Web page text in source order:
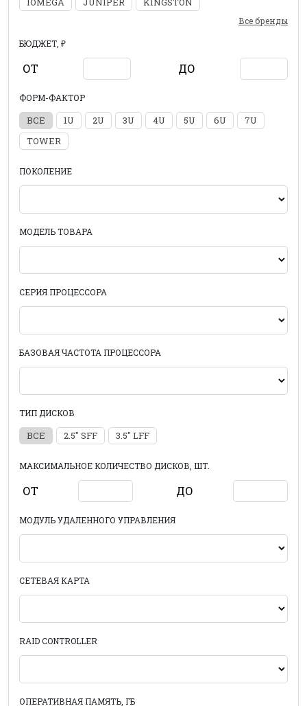
Все бренды
БЮДЖЕТ, ₽
ОТ ДО
ФОРМ-ФАКТОР
ВСЕ 1U 2U 3U 4U 5U 6U
7U
TOWER
ПОКОЛЕНИЕ
МОДЕЛЬ ТОВАРА
СЕРИЯ ПРОЦЕССОРА
БАЗОВАЯ ЧАСТОТА ПРОЦЕССОРА
ТИП ДИСКОВ
ВСЕ 2.5" SFF 3.5" LFF
МАКСИМАЛЬНОЕ КОЛИЧЕСТВО ДИСКОВ, ШТ.
ОТ ДО
МОДУЛЬ УДАЛЕННОГО УПРАВЛЕНИЯ
СЕТЕВАЯ КАРТА
RAID CONTROLLER
ОПЕРАТИВНАЯ ПАМЯТЬ, ГБ